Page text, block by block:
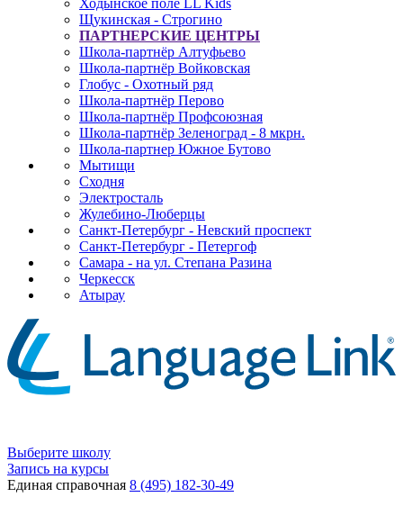
Ходынское поле LL Kids
Щукинская - Строгино
ПАРТНЕРСКИЕ ЦЕНТРЫ
Школа-партнёр Алтуфьево
Школа-партнёр Войковская
Глобус - Охотный ряд
Школа-партнёр Перово
Школа-партнёр Профсоюзная
Школа-партнёр Зеленоград - 8 мкрн.
Школа-партнер Южное Бутово
Мытищи
Сходня
Электросталь
Жулебино-Люберцы
Санкт-Петербург - Невский проспект
Санкт-Петербург - Петергоф
Самара - на ул. Степана Разина
Черкесск
Атырау
Выберите школу
Запись на курсы
Единая справочная 8 (495) 182-30-49